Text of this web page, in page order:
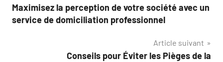
de
Maximisez la perception de votre société avec un
service de domiciliation professionnel
Article suivant
Conseils pour Éviter les Pièges de la